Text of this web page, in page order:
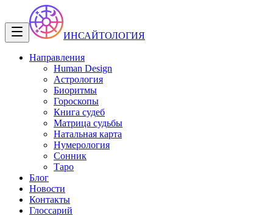
ИНСАЙТОЛОГИЯ
Направления
Human Design
Астрология
Биоритмы
Гороскопы
Книга судеб
Матрица судьбы
Натальная карта
Нумерология
Сонник
Таро
Блог
Новости
Контакты
Глоссарий